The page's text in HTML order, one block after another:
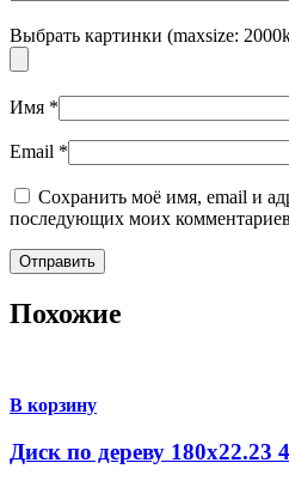
Выбрать картинки (maxsize:
Имя *
Email *
Сохранить моё имя, email и
последующих моих
Похожие
В корзину
Диск по дереву 180х22.23